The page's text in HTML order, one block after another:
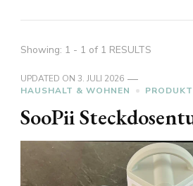
Showing: 1 - 1 of 1 RESULTS
UPDATED ON 3. JULI 2026
HAUSHALT & WOHNEN
SooPii